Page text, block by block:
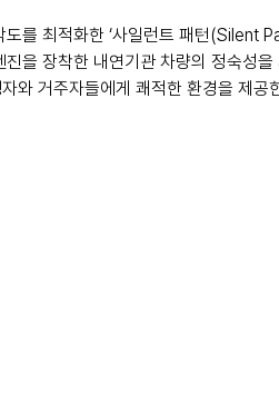
를 최적화한 ‘사일런트 패턴(Silent
을 장착한 내연기관 차량의 정숙성
와 거주자들에게 쾌적한 환경을 제공